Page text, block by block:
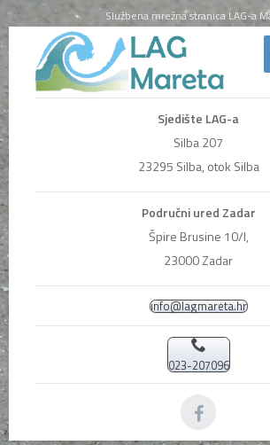
Službena mrežna stranica LAG-a
Sjedište LAG-a
Silba 207
23295 Silba, otok Silba
Područni ured Zadar
Špire Brusine 10/I,
23000 Zadar
info@lagmareta.hr
023-207096